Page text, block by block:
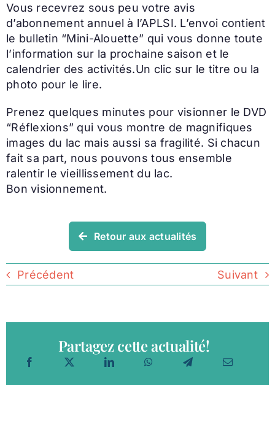
Vous recevrez sous peu votre avis
d’abonnement annuel à l’APLSI. L’envoi contient
le bulletin “Mini-Alouette” qui vous donne toute
l’information sur la prochaine saison et le
calendrier des activités.Un clic sur le titre ou la
photo pour le lire.
Prenez quelques minutes pour visionner le DVD
“Réflexions” qui vous montre de magnifiques
images du lac mais aussi sa fragilité. Si chacun
fait sa part, nous pouvons tous ensemble
ralentir le vieillissement du lac.
Bon visionnement.
Retour aux actualités
Précédent Suivant
Partagez cette actualité!